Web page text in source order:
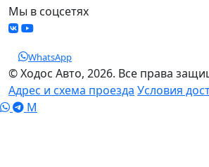
Мы в соцсетях
WhatsApp
© Ходос Авто, 2026. Все права
Адрес и схема проезда Условия
M